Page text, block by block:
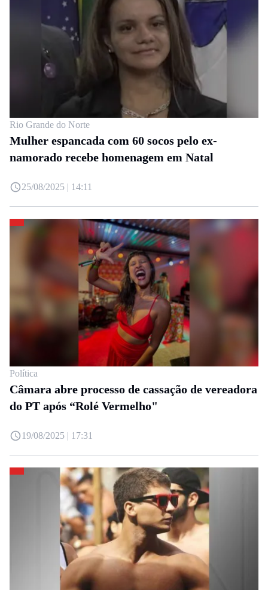
Rio Grande do Norte
Mulher espancada com 60 socos pelo ex-
namorado recebe homenagem em Natal
25/08/2025 | 14:11
Política
Câmara abre processo de cassação de vereadora
do PT após “Rolé Vermelho"
19/08/2025 | 17:31